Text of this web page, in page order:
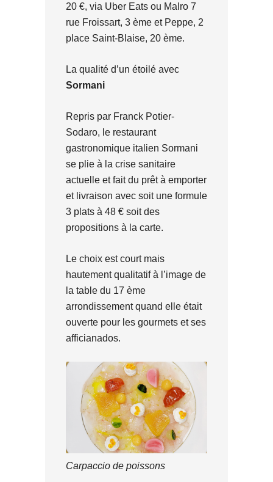
20 €, via Uber Eats ou Malro 7
rue Froissart, 3 ème et Peppe, 2
place Saint-Blaise, 20 ème.
La qualité d’un étoilé avec
Sormani
Repris par Franck Potier-
Sodaro, le restaurant
gastronomique italien Sormani
se plie à la crise sanitaire
actuelle et fait du prêt à emporter
et livraison avec soit une formule
3 plats à 48 € soit des
propositions à la carte.
Le choix est court mais
hautement qualitatif à l’image de
la table du 17 ème
arrondissement quand elle était
ouverte pour les gourmets et ses
afficianados.
Carpaccio de poissons